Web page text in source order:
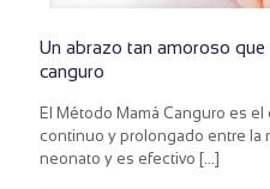
Un abrazo tan amoroso
canguro
El Método Mamá Canguro es
continuo y prolongado entre la
neonato y es efectivo […]